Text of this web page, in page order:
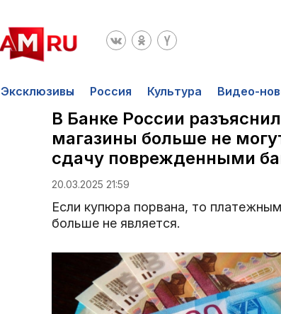
Эксклюзивы Россия Культура Видео-
В Банке России
магазины больше не
сдачу поврежденными
20.03.2025 21:59
Если купюра порвана, то
больше не является.